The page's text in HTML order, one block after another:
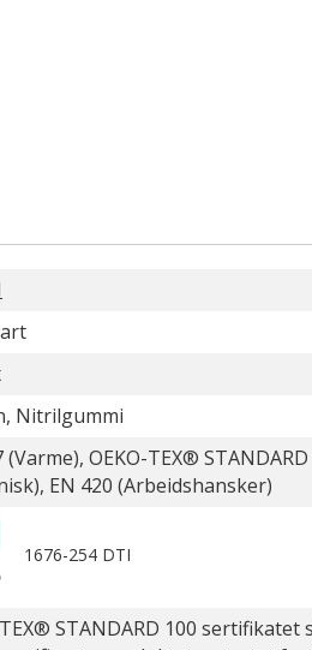
Nitrilgummi
(Varme), OEKO-TEX®
EN 420 (Arbeidshansker)
1676-254 DTI
STANDARD 100 sertifikatet